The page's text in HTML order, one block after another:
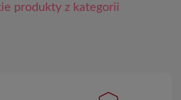
produkty z kategorii